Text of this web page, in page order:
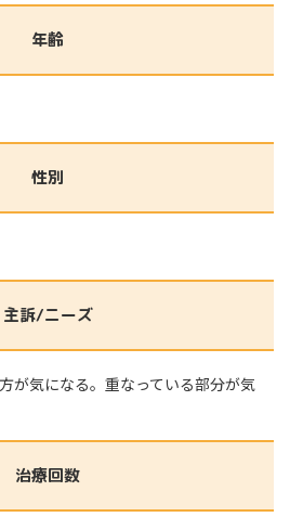
年齢
性別
主訴/ニーズ
が気になる。重なっている部分が気
治療回数